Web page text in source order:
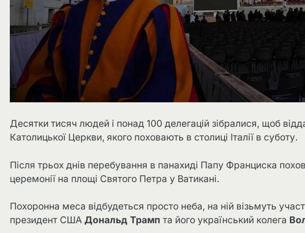
Десятки тисяч людей і понад 100 делегацій зібралися, щоб
Католицької Церкви, якого поховають в столиці Італії в суботу.
Після трьох днів перебування в панахиді Папу Франциска
церемонії на площі Святого Петра у Ватикані.
Похоронна меса відбудеться просто неба, на ній візьмуть
президент США Дональд Трамп та його український колега